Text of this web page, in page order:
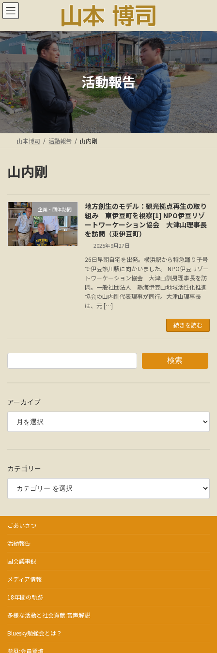
コ
ン
ン
ツ
へ
ス
キ
ッ
プ
ナ
ビ
ー
シ
ョ
ン
に
移
動
活動報告
山本博司 活動報告 山内剛
山内剛
企業・団体訪問
地方創生のモデル：観光拠点再生の取り
組み 東伊豆町を視察[1] NPO伊豆リゾ
ートワーケーション協会 大津山理事長
を訪問（東伊豆町）
2025年9月27日
26日早朝自宅を出発。横浜駅から特急踊り子号
で伊豆熱川駅に向かいました。 NPO伊豆リゾー
トワーケーション協会 大津山訓男理事長を訪
問。一般社団法人 熱海伊豆山地域活性化推進
協会の山内剛代表理事が同行。大津山理事長
は、元 […]
続きを読む
検索
アーカイブ
カテゴリー
ごあいさつ
活動報告
国会議事録
メディア情報
18年間の軌跡
多様な活動と社会貢献:音声解説
Bluesky勉強会とは？
参風:会員登壇